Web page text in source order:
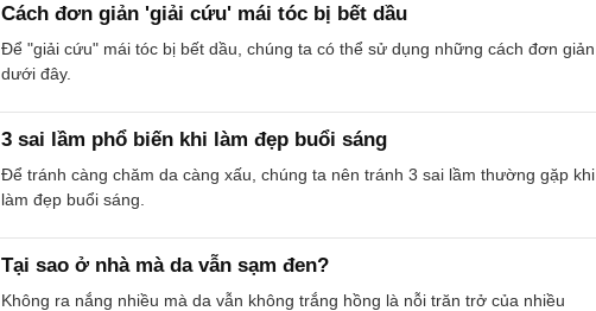
Cách đơn giản 'giải cứu' mái tóc bị bết dầu
Để "giải cứu" mái tóc bị bết dầu, chúng ta có thể sử dụng những cách đơn giản
dưới đây.
3 sai lầm phổ biến khi làm đẹp buổi sáng
Để tránh càng chăm da càng xấu, chúng ta nên tránh 3 sai lầm thường gặp khi
làm đẹp buổi sáng.
Tại sao ở nhà mà da vẫn sạm đen?
Không ra nắng nhiều mà da vẫn không trắng hồng là nỗi trăn trở của nhiều